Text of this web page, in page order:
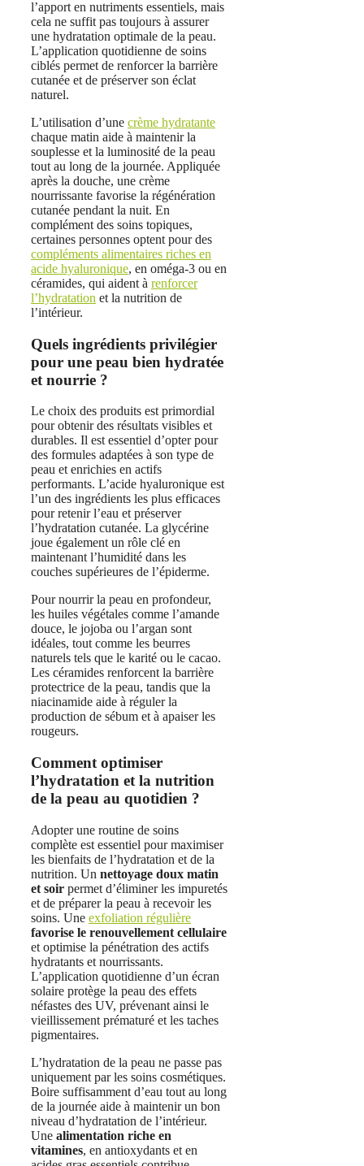
l’apport en nutriments essentiels, mais
cela ne suffit pas toujours à assurer
une hydratation optimale de la peau.
L’application quotidienne de soins
ciblés permet de renforcer la barrière
cutanée et de préserver son éclat
naturel.
L’utilisation d’une crème hydratante
chaque matin aide à maintenir la
souplesse et la luminosité de la peau
tout au long de la journée. Appliquée
après la douche, une crème
nourrissante favorise la régénération
cutanée pendant la nuit. En
complément des soins topiques,
certaines personnes optent pour des
compléments alimentaires riches en
acide hyaluronique, en oméga-3 ou en
céramides, qui aident à renforcer
l’hydratation et la nutrition de
l’intérieur.
Quels ingrédients privilégier
pour une peau bien hydratée
et nourrie ?
Le choix des produits est primordial
pour obtenir des résultats visibles et
durables. Il est essentiel d’opter pour
des formules adaptées à son type de
peau et enrichies en actifs
performants. L’acide hyaluronique est
l’un des ingrédients les plus efficaces
pour retenir l’eau et préserver
l’hydratation cutanée. La glycérine
joue également un rôle clé en
maintenant l’humidité dans les
couches supérieures de l’épiderme.
Pour nourrir la peau en profondeur,
les huiles végétales comme l’amande
douce, le jojoba ou l’argan sont
idéales, tout comme les beurres
naturels tels que le karité ou le cacao.
Les céramides renforcent la barrière
protectrice de la peau, tandis que la
niacinamide aide à réguler la
production de sébum et à apaiser les
rougeurs.
Comment optimiser
l’hydratation et la nutrition
de la peau au quotidien ?
Adopter une routine de soins
complète est essentiel pour maximiser
les bienfaits de l’hydratation et de la
nutrition. Un nettoyage doux matin
et soir permet d’éliminer les impuretés
et de préparer la peau à recevoir les
soins. Une exfoliation régulière
favorise le renouvellement cellulaire
et optimise la pénétration des actifs
hydratants et nourrissants.
L’application quotidienne d’un écran
solaire protège la peau des effets
néfastes des UV, prévenant ainsi le
vieillissement prématuré et les taches
pigmentaires.
L’hydratation de la peau ne passe pas
uniquement par les soins cosmétiques.
Boire suffisamment d’eau tout au long
de la journée aide à maintenir un bon
niveau d’hydratation de l’intérieur.
Une alimentation riche en
vitamines, en antioxydants et en